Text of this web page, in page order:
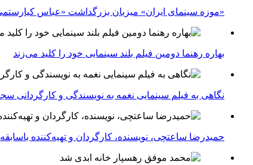
«موزه سینمای ایران» میزبان بزرگداشت «عباس
بهاره رهنما دومین فیلم بلند سینمایی خود را کلید می‌زند
نگاهی به فیلم سینمایی نغمه به نویسندگی و کارگردانی
حمیدرضا ساعتچی، نویسنده، کارگردان و تهیه‌کننده